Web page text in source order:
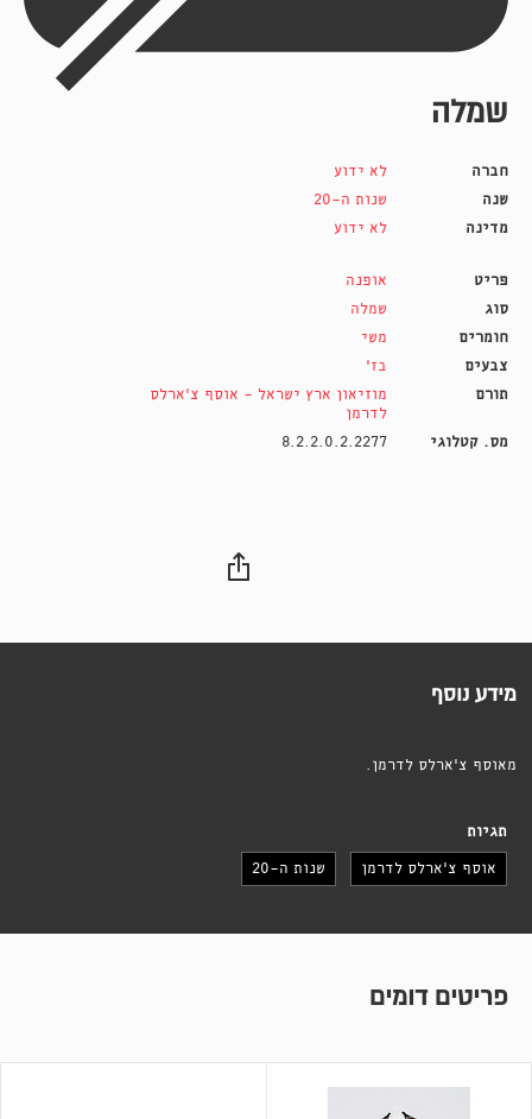
שמלה
חברה
לא ידוע
שנה
שנות ה-20
מדינה
לא ידוע
פריט
אופנה
סוג
שמלה
חומרים
משי
צבעים
בז'
תורם
מוזיאון ארץ ישראל - אוסף צ׳ארלס
לדרמן
מס. קטלוגי
8.2.2.0.2.2277
מידע נוסף
מאוסף צ'ארלס לדרמן.
תגיות
אוסף צ׳ארלס לדרמן שנות ה-20
פריטים דומים